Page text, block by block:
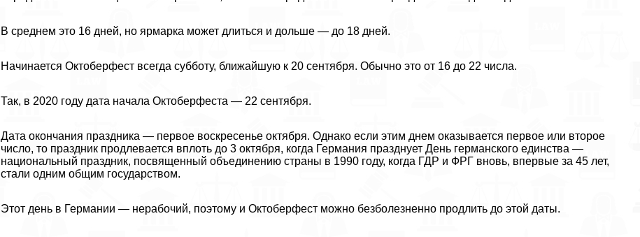
В среднем это 16 дней, но ярмарка может длиться и дольше — до 18 дней.
Начинается Октоберфест всегда субботу, ближайшую к 20 сентября. Обычно это от 16 до 22 числа.
Так, в 2020 году дата начала Октоберфеста — 22 сентября.
Дата окончания праздника — первое воскресенье октября. Однако если этим днем оказывается первое или второе
число, то праздник продлевается вплоть до 3 октября, когда Германия празднует День германского единства —
национальный праздник, посвященный объединению страны в 1990 году, когда ГДР и ФРГ вновь, впервые за 45 лет,
стали одним общим государством.
Этот день в Германии — нерабочий, поэтому и Октоберфест можно безболезненно продлить до этой даты.